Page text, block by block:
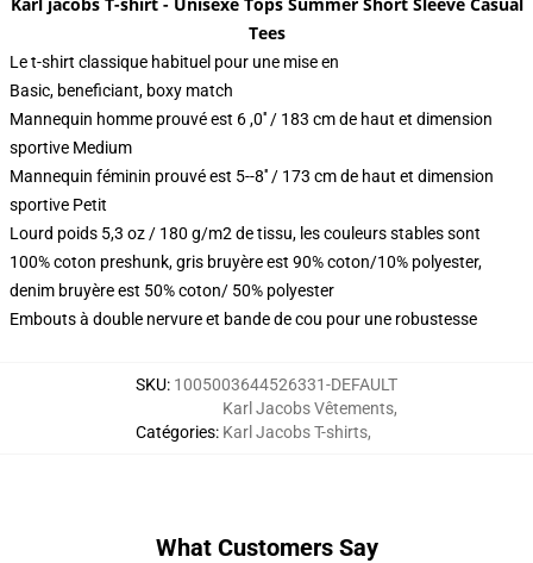
Tees
Le t-shirt classique habituel pour une mise en
Basic, beneficiant, boxy match
Mannequin homme prouvé est 6 ,0′′ / 183 cm de haut et dimension
sportive Medium
Mannequin féminin prouvé est 5--8′′ / 173 cm de haut et dimension
sportive Petit
Lourd poids 5,3 oz / 180 g/m2 de tissu, les couleurs stables sont
100% coton preshunk, gris bruyère est 90% coton/10% polyester,
denim bruyère est 50% coton/ 50% polyester
Embouts à double nervure et bande de cou pour une robustesse
SKU: 1005003644526331-DEFAULT
Catégories:
Karl Jacobs Vêtements,
Karl Jacobs T-shirts,
What Customers Say